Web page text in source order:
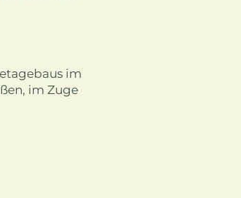
im
im Zuge